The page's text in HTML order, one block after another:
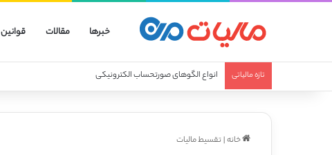
خبرها مقالات قوانین
تازه مالیاتی انواع الگوهای صورتحساب الکترونیکی
خانه|تقسیط مالیات